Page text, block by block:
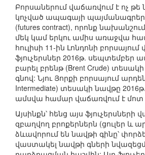
Բորսաներում վաճառվում է ոչ թե
կոչված ապագայի պայմանագրեր՝
(futures contract), որոնք
մեկ կամ երկու ամիս առաջվա
հուլիսի 11-ին Լոնդոնի
ֆյուչերսներ 2016թ. սեպտեմբեր
բարել բրենթ (Brent Crude)
գնով: Նյու Յորքի բորսայում
Intermediate) տեսակի նավթը
ամսվա համար վաճառվում է մոտ
Այսինքն՝ հենց այս ֆյուչերսների
զբաղվող բրոքերներն (ցուլեր և
ձևավորում են նավթի գինը՝
վաստակել նավթի գների